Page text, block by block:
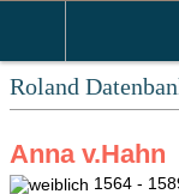
Roland
Anna v.Hahn
1564 -